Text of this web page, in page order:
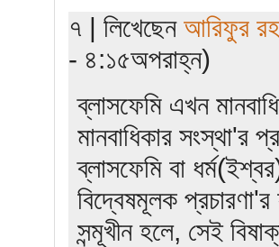
৭ | লিখেছেন আরিফুর
- ৪:১৫অপরাহ্ন)
ব্লাসফেমি এখন
মানবাধিকার সংস্থা'র
ব্লাসফেমি বা
বিদ্বেষমূলক
সন্মূখীন হলে, সেই